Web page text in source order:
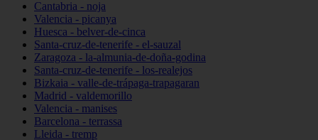
Cantabria - noja
Valencia - picanya
Huesca - belver-de-cinca
Santa-cruz-de-tenerife - el-sauzal
Zaragoza - la-almunia-de-doña-godina
Santa-cruz-de-tenerife - los-realejos
Bizkaia - valle-de-trápaga-trapagaran
Madrid - valdemorillo
Valencia - manises
Barcelona - terrassa
Lleida - tremp